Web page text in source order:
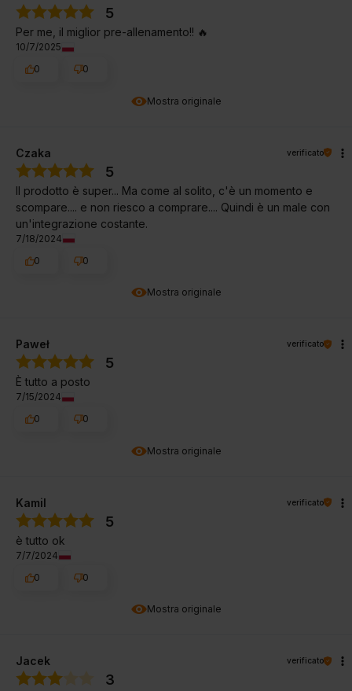
Mostra originale
5
Per me, il miglior pre-allenamento!! 🔥
10/7/2025
0
0
Mostra originale
Czaka verificato
5
Il prodotto è super... Ma come al solito, c'è un momento e
scompare.... e non riesco a comprare.... Quindi è un male con
un'integrazione costante.
7/18/2024
0
0
Mostra originale
Paweł verificato
5
È tutto a posto
7/15/2024
0
0
Mostra originale
Kamil verificato
5
è tutto ok
7/7/2024
0
0
Jacek verificato
3